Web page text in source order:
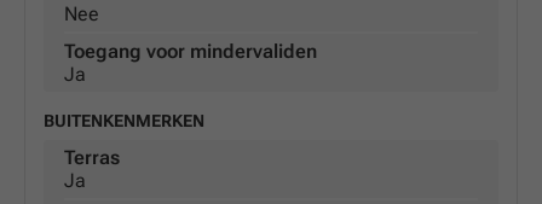
Nee
Toegang voor mindervaliden
Ja
BUITENKENMERKEN
Terras
Ja